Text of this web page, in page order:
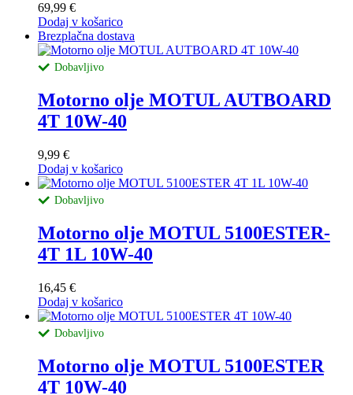
69,99 €
Dodaj v košarico
Brezplačna dostava
Dobavljivo
Motorno olje MOTUL AUTBOARD
4T 10W-40
9,99 €
Dodaj v košarico
Dobavljivo
Motorno olje MOTUL 5100ESTER-
4T 1L 10W-40
16,45 €
Dodaj v košarico
Dobavljivo
Motorno olje MOTUL 5100ESTER
4T 10W-40